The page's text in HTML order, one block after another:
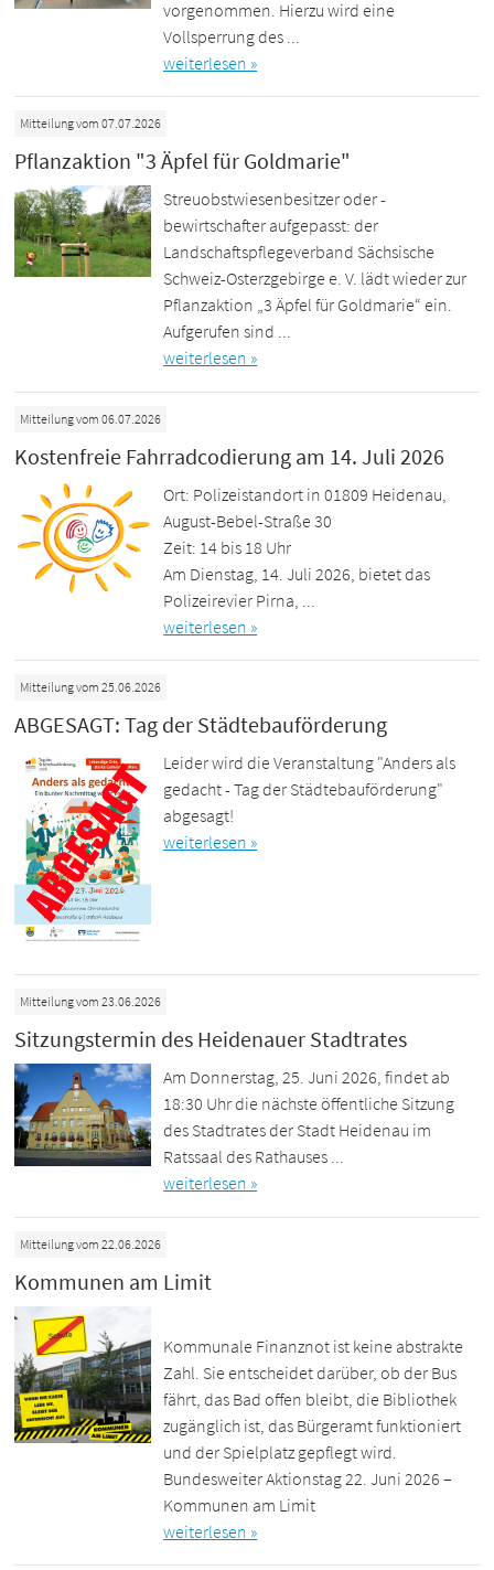
vorgenommen. Hierzu wird eine
Vollsperrung des ...
weiterlesen »
Mitteilung vom 07.07.2026
Pflanzaktion "3 Äpfel für Goldmarie"
Streuobstwiesenbesitzer oder -
bewirtschafter aufgepasst: der
Landschaftspflegeverband Sächsische
Schweiz-Osterzgebirge e. V. lädt wieder zur
Pflanzaktion „3 Äpfel für Goldmarie“ ein.
Aufgerufen sind ...
weiterlesen »
Mitteilung vom 06.07.2026
Kostenfreie Fahrradcodierung am 14. Juli 2026
Ort: Polizeistandort in 01809 Heidenau,
August-Bebel-Straße 30
Zeit: 14 bis 18 Uhr
Am Dienstag, 14. Juli 2026, bietet das
Polizeirevier Pirna, ...
weiterlesen »
Mitteilung vom 25.06.2026
ABGESAGT: Tag der Städtebauförderung
Leider wird die Veranstaltung "Anders als
gedacht - Tag der Städtebauförderung"
abgesagt!
weiterlesen »
Mitteilung vom 23.06.2026
Sitzungstermin des Heidenauer Stadtrates
Am Donnerstag, 25. Juni 2026, findet ab
18:30 Uhr die nächste öffentliche Sitzung
des Stadtrates der Stadt Heidenau im
Ratssaal des Rathauses ...
weiterlesen »
Mitteilung vom 22.06.2026
Kommunen am Limit
Kommunale Finanznot ist keine abstrakte
Zahl. Sie entscheidet darüber, ob der Bus
fährt, das Bad offen bleibt, die Bibliothek
zugänglich ist, das Bürgeramt funktioniert
und der Spielplatz gepflegt wird.
Bundesweiter Aktionstag 22. Juni 2026 –
Kommunen am Limit
weiterlesen »